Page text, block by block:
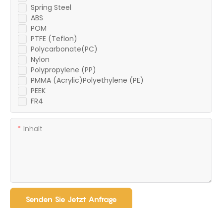
Spring Steel
ABS
POM
PTFE (Teflon)
Polycarbonate(PC)
Nylon
Polypropylene (PP)
PMMA (Acrylic)Polyethylene (PE)
PEEK
FR4
Inhalt
Senden Sie Jetzt Anfrage